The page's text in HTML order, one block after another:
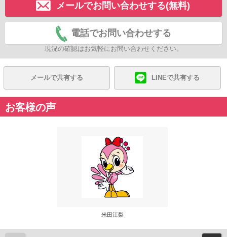
メールでお問い合わせする(無料)
電話でお問い合わせする
現況の確認はお気軽にお問い合わせください。
メールで共有する LINEで共有する
お客様の声
米田江梨